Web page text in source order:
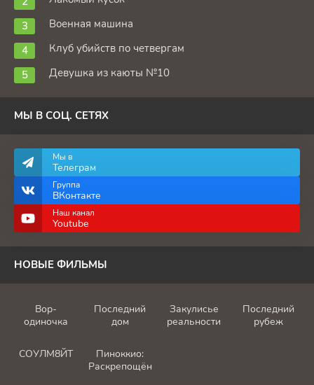
Военная машина
Клуб убийств по четвергам
Девушка из каюты №10
МЫ В СОЦ. СЕТЯХ
Мы в
Телеграм
Группа
ВКонтакте
Наш канал
Youtube
НОВЫЕ ФИЛЬМЫ
Вор-
одиночка
Последний
дом
Закулисье
реальности
Последний
рубеж
СОУЛМ8ЙТ
Пиноккио:
Раскрепощённый